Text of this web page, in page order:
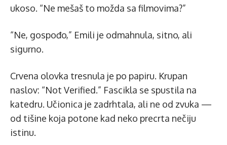
ukoso. “Ne mešaš to možda sa filmovima?”
“Ne, gospođo,” Emili je odmahnula, sitno, ali
sigurno.
Crvena olovka tresnula je po papiru. Krupan
naslov: “Not Verified.” Fascikla se spustila na
katedru. Učionica je zadrhtala, ali ne od zvuka —
od tišine koja potone kad neko precrta nečiju
istinu.